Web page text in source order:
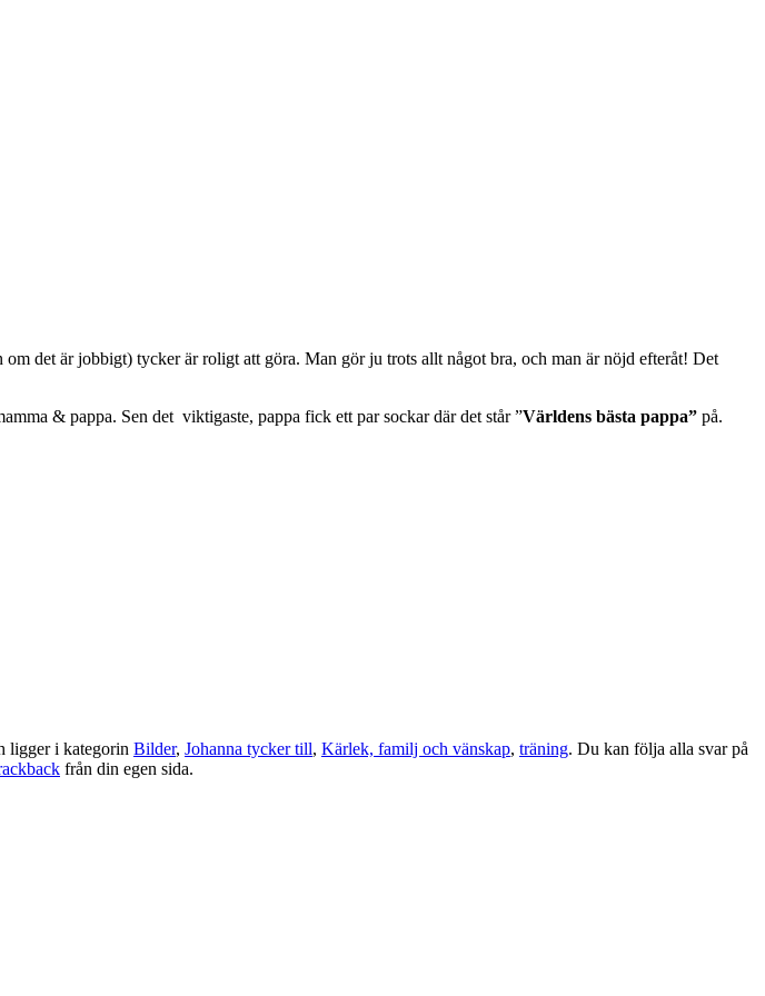
om det är jobbigt) tycker är roligt att göra. Man gör ju trots allt något bra, och man är nöjd efteråt! Det
& pappa. Sen det viktigaste, pappa fick ett par sockar där det står ”Världens bästa pappa” på.
ligger i kategorin Bilder, Johanna tycker till, Kärlek, familj och vänskap, träning. Du kan följa alla svar på
från din egen sida.